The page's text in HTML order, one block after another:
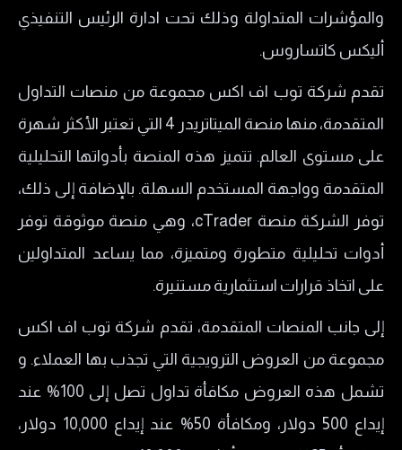
حساب الراو Raw
حساب كبار الشخصيات VIP
طرق السحب والإيداع لدى شركة توب اف اكس
المدفوعات المصرفية
المدفوعات الإلكترونية
خدمة العملاء في شركة توب اف اكس TopFX
ايجابيات وسلبيات شركة TopFX
الايجابيات
السلبيات
والمؤشرات المتداولة وذلك تحت ادارة الرئيس التنفيذي
أليكس كاتساروس.
تقدم شركة توب اف اكس مجموعة من منصات التداول
المتقدمة، منها منصة الميتاتريدر 4 التي تعتبر الأكثر شهرة
على مستوى العالم. تتميز هذه المنصة بأدواتها التحليلية
المتقدمة وواجهة المستخدم السهلة. بالإضافة إلى ذلك،
توفر الشركة منصة cTrader، وهي منصة موثوقة توفر
أدوات تحليلية متطورة ومتميزة، مما يساعد المتداولين
على اتخاذ قرارات استثمارية مستنيرة.
إلى جانب المنصات المتقدمة، تقدم شركة توب اف اكس
مجموعة من العروض الترويجية التي تجذب بها العملاء. و
تشمل هذه العروض مكافأة تداول تصل إلى 100% عند
إيداع 500 دولار، ومكافأة 50% عند إيداع 10,000 دولار،